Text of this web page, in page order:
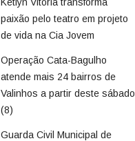
paixão pelo teatro em projeto
de vida na Cia Jovem
Operação Cata-Bagulho
atende mais 24 bairros de
Valinhos a partir deste sábado
(8)
Guarda Civil Municipal de